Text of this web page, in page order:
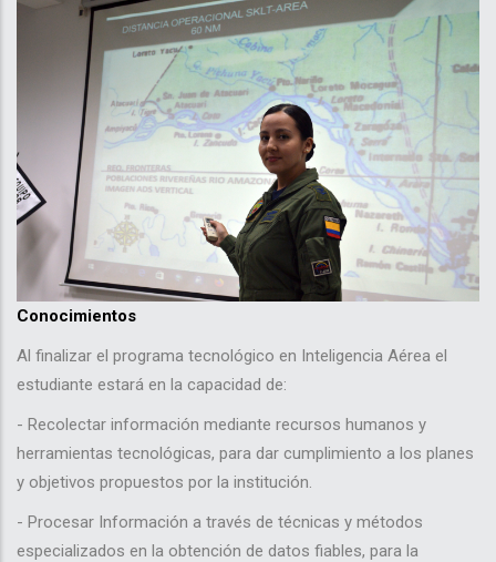
Conocimientos
Al finalizar el programa tecnológico en Inteligencia Aérea el
estudiante estará en la capacidad de:
- Recolectar información mediante recursos humanos y
herramientas tecnológicas, para dar cumplimiento a los planes
y objetivos propuestos por la institución.
- Procesar Información a través de técnicas y métodos
especializados en la obtención de datos fiables, para la